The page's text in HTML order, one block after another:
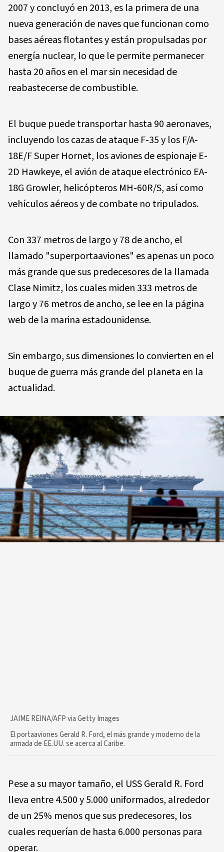
2007 y concluyó en 2013, es la primera de una
nueva generación de naves que funcionan como
bases aéreas flotantes y están propulsadas por
energía nuclear, lo que le permite permanecer
hasta 20 años en el mar sin necesidad de
reabastecerse de combustible.
El buque puede transportar hasta 90 aeronaves,
incluyendo los cazas de ataque F-35 y los F/A-
18E/F Super Hornet, los aviones de espionaje E-
2D Hawkeye, el avión de ataque electrónico EA-
18G Growler, helicópteros MH-60R/S, así como
vehículos aéreos y de combate no tripulados.
Con 337 metros de largo y 78 de ancho, el
llamado "superportaaviones" es apenas un poco
más grande que sus predecesores de la llamada
Clase Nimitz, los cuales miden 333 metros de
largo y 76 metros de ancho, se lee en la página
web de la marina estadounidense.
Sin embargo, sus dimensiones lo convierten en el
buque de guerra más grande del planeta en la
actualidad.
JAIME REINA/AFP via Getty Images
El portaaviones Gerald R. Ford, el más grande y moderno de la
armada de EE.UU. se acerca al Caribe.
Pese a su mayor tamaño, el USS Gerald R. Ford
lleva entre 4.500 y 5.000 uniformados, alrededor
de un 25% menos que sus predecesores, los
cuales requerían de hasta 6.000 personas para
operar.